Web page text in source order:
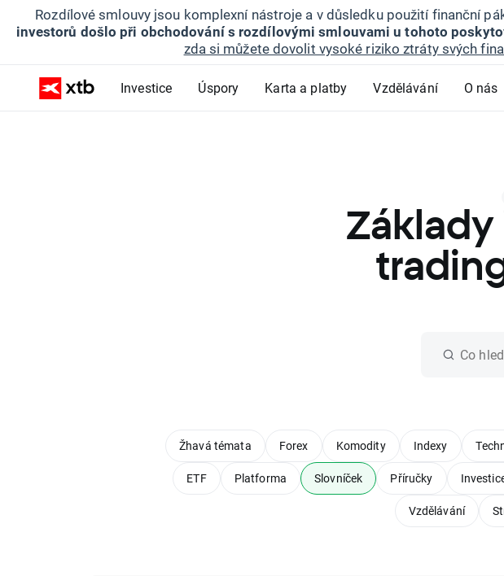
Rozdílové smlouvy jsou komplexní nástroje a v důsledku použití finanční
investorů došlo při obchodování s rozdílovými smlouvami u tohoto
zda si můžete dovolit vysoké riziko ztráty svých
Investice Úspory Karta a platby Vzdělávání O nás
Žhavá témata Forex Komodity Indexy
ETF Platforma Slovníček Příručky
Vzdělávání